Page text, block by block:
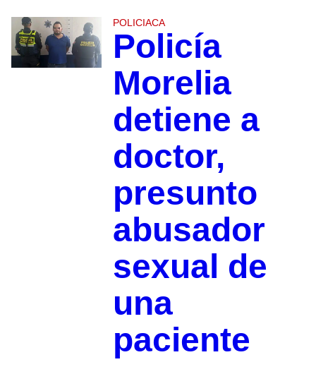
POLICIACA
Policía
Morelia
detiene a
doctor,
presunto
abusador
sexual de
una
paciente